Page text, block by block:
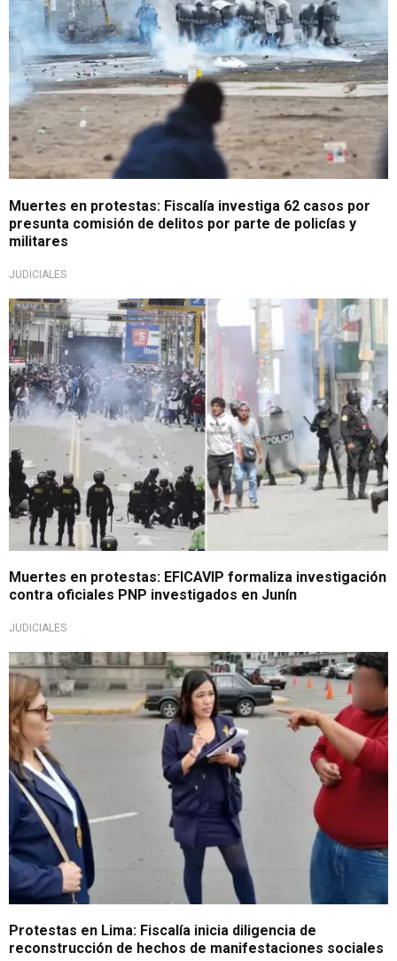
Muertes en protestas: Fiscalía investiga 62 casos por
presunta comisión de delitos por parte de policías y
militares
JUDICIALES
Importante
Muertes en protestas: EFICAVIP formaliza investigación
contra oficiales PNP investigados en Junín
JUDICIALES
Acción del Ministerio Público
Protestas en Lima: Fiscalía inicia diligencia de
reconstrucción de hechos de manifestaciones sociales